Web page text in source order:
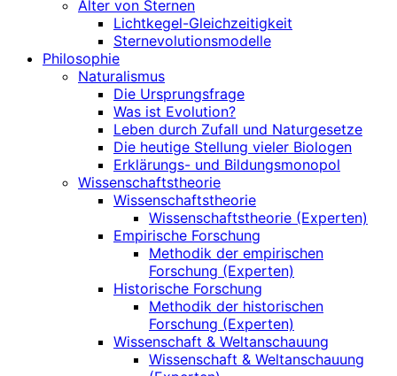
Alter von Sternen
Lichtkegel-Gleichzeitigkeit
Sternevolutionsmodelle
Philosophie
Naturalismus
Die Ursprungsfrage
Was ist Evolution?
Leben durch Zufall und Naturgesetze
Die heutige Stellung vieler Biologen
Erklärungs- und Bildungsmonopol
Wissenschaftstheorie
Wissenschaftstheorie
Wissenschaftstheorie (Experten)
Empirische Forschung
Methodik der empirischen
Forschung (Experten)
Historische Forschung
Methodik der historischen
Forschung (Experten)
Wissenschaft & Weltanschauung
Wissenschaft & Weltanschauung